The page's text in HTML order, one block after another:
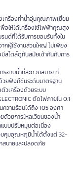
เครื่องทำน้ำอุ่นคุณภาพเยี่ยม
พื่อให้ได้เครื่องใช้ไฟฟ้าคุณสูง
นด์ที่ได้รับการยอมรับทั้งใน
กผู้ใช้งานส่วนใหญ่ ไม่เพียง
สไตล์ดูทันสมัยเข้ากันกับการ
รอาบน้ำที่สะดวกสบาย ที่
วยฟังก์ชันระดับมาตรฐาน
วเครื่องด้วยระบบ
ตัดไฟภายใน 0.1
วามร้อนได้ถึง 105 องศา
ด้วยการไหลเวียนของน้ำ
บบปรับหมุนต่อเนื่อง
วบคุมอุณหภูมิน้ำได้ตั้งแต่ 32-
สบายและปลอดภัย